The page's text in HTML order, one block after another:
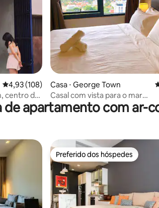
4,93 de uma avaliação média de 5, 108
4,93 (108)
centro do
Casa ⋅ George Town
Casal com vista para o mar
aconchegante 218 Macalister
FoodArea
apartamento com ar-
Preferido dos hóspedes
Preferido dos hóspedes